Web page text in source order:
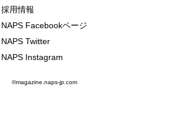
採用情報
NAPS Facebookページ
NAPS Twitter
NAPS Instagram
©magazine.naps-jp.com